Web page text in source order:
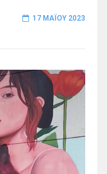
17 ΜΑΪ́ΟΥ 2023